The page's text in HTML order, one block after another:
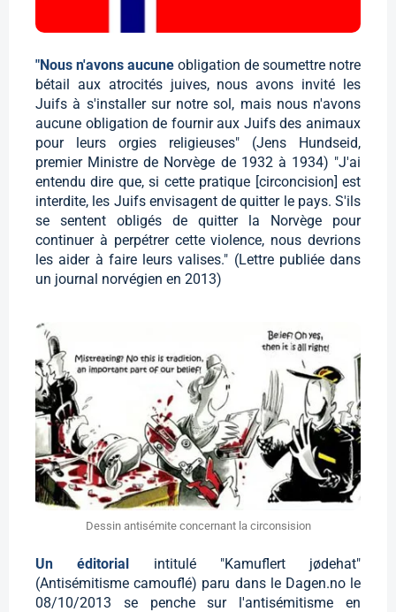
"Nous n'avons aucune obligation de soumettre notre
bétail aux atrocités juives, nous avons invité les
Juifs à s'installer sur notre sol, mais nous n'avons
aucune obligation de fournir aux Juifs des animaux
pour leurs orgies religieuses" (Jens Hundseid,
premier Ministre de Norvège de 1932 à 1934) "J'ai
entendu dire que, si cette pratique [circoncision] est
interdite, les Juifs envisagent de quitter le pays. S'ils
se sentent obligés de quitter la Norvège pour
continuer à perpétrer cette violence, nous devrions
les aider à faire leurs valises." (Lettre publiée dans
un journal norvégien en 2013)
Dessin antisémite concernant la circonsision
Un éditorial intitulé "Kamuflert jødehat"
(Antisémitisme camouflé) paru dans le Dagen.no le
08/10/2013 se penche sur l'antisémitisme en